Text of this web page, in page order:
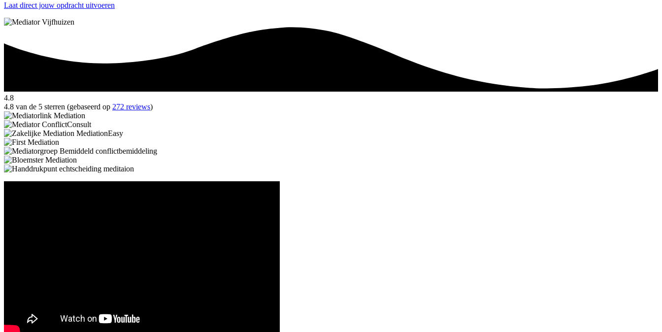
Laat direct jouw opdracht uitvoeren
4.8
4.8 van de 5 sterren (gebaseerd op 272 reviews)